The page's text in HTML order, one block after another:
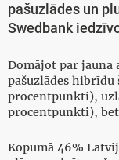
pašuzlādes un
Swedbank
Domājot par jauna
pašuzlādes hibrīdu
procentpunkti),
procentpunkti),
Kopumā 46%